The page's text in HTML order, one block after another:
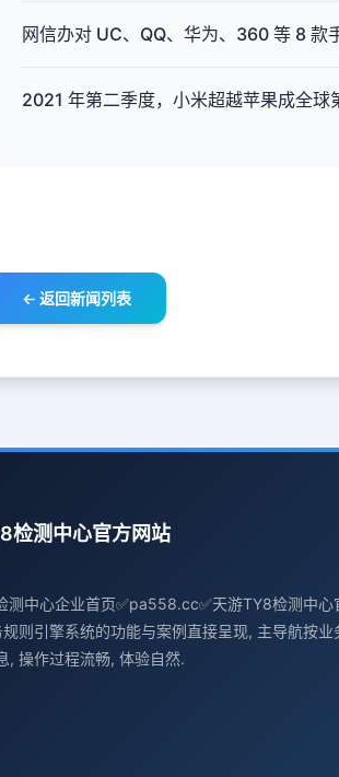
网信办对 UC、QQ、华为、360 等 8 款
2021 年第二季度，小米超越苹果成全球
← 返回新闻列表
检测中心官方网站
测中心企业首页✅pa558.cc✅天游TY8检测中
则引擎系统的功能与案例直接呈现, 主导航按
, 操作过程流畅, 体验自然.